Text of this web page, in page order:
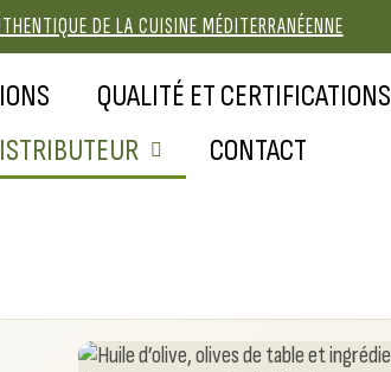
DE LA CUISINE MÉDITERRANÉENNE
QUALITÉ ET CERTIFICATIONS
CONTACT